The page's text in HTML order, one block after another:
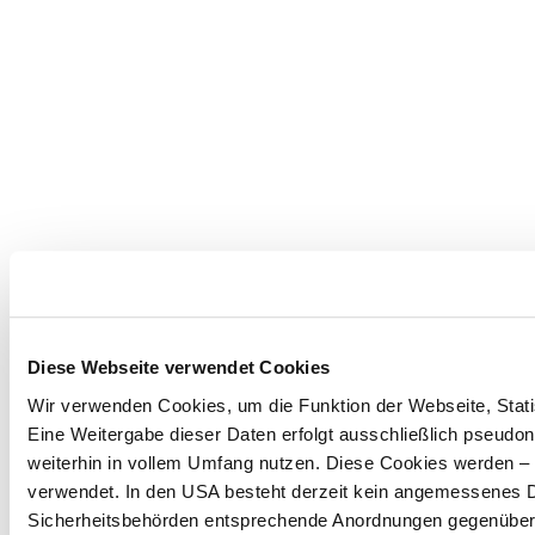
Diese Webseite verwendet Cookies
Wir verwenden Cookies, um die Funktion der Webseite,
Eine Weitergabe dieser Daten erfolgt ausschließlich
weiterhin in vollem Umfang nutzen. Diese Cookies werden
verwendet. In den USA besteht derzeit kein
Sicherheitsbehörden entsprechende Anordnungen